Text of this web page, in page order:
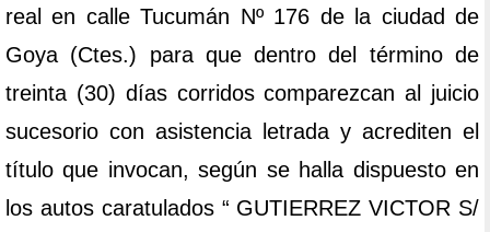
real en calle Tucumán Nº 176 de la ciudad de
Goya (Ctes.) para que dentro del término de
treinta (30) días corridos comparezcan al juicio
sucesorio con asistencia letrada y acrediten el
título que invocan, según se halla dispuesto en
los autos caratulados “ GUTIERREZ VICTOR S/